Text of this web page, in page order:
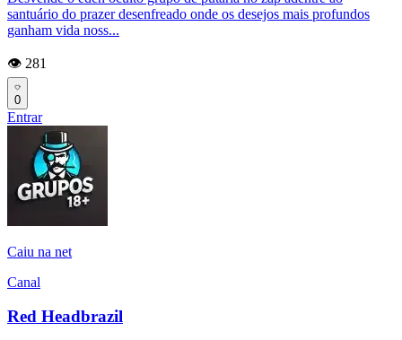
santuário do prazer desenfreado onde os desejos mais profundos
ganham vida noss...
👁️ 281
0
Entrar
Caiu na net
Canal
Red Headbrazil